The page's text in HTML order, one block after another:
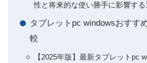
性と将来的な使い勝手に影響す
タブレットpc windowsおすす
較
【2025年版】最新タブレットpc